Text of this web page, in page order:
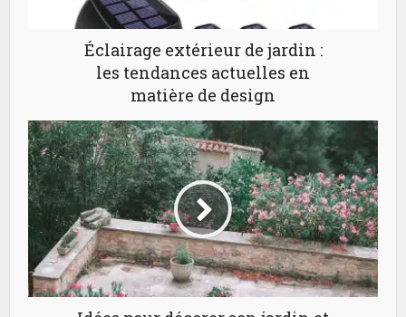
Éclairage extérieur de jardin :
les tendances actuelles en
matière de design